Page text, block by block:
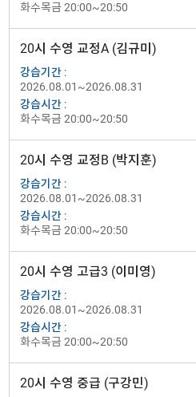
화수목금 20:00~20:50
20시 수영 교정A (김규미)
강습기간 :
2026.08.01~2026.08.31
강습시간 :
화수목금 20:00~20:50
20시 수영 교정B (박지훈)
강습기간 :
2026.08.01~2026.08.31
강습시간 :
화수목금 20:00~20:50
20시 수영 고급3 (이미영)
강습기간 :
2026.08.01~2026.08.31
강습시간 :
화수목금 20:00~20:50
20시 수영 중급 (구강민)